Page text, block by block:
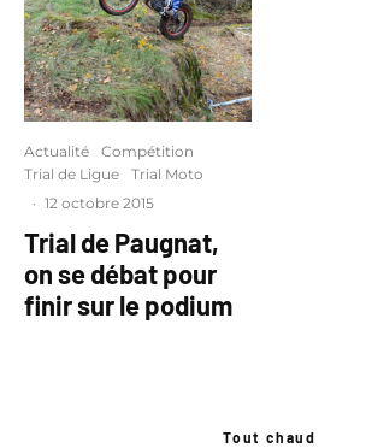
Actualité
Compétition
Trial de Ligue
Trial Moto
· 12 octobre 2015
Trial de Paugnat,
on se débat pour
finir sur le podium
Tout chaud